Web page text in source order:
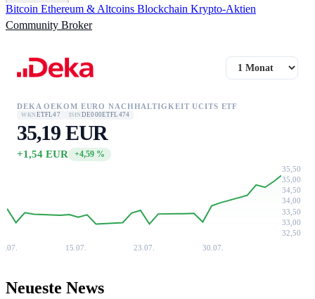
Bitcoin Ethereum & Altcoins Blockchain Krypto-Aktien
Community Broker
DEKA OEKOM EURO NACHHALTIGKEIT UCITS ETF
WKN ETFL47 ISINDE000ETFL474
35,19 EUR
+1,54 EUR +4,59 %
35,50
35,00
34,50
34,00
33,50
33,00
32,50
15.07. 23.07. 30.07.
Neueste News